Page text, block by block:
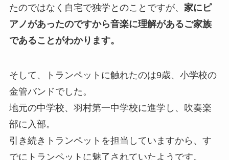
たのではなく自宅で独学とのことですが、 家にピ
アノがあったのですから音楽に理解があるご家族
であることがわかります。
そして、トランペットに触れたのは9歳、小学校の
金管バンドでした。
地元の中学校、羽村第一中学校に進学し、吹奏楽
部に入部。
引き続きトランペットを担当していますから、す
でにトランペットに魅了されていたようです。